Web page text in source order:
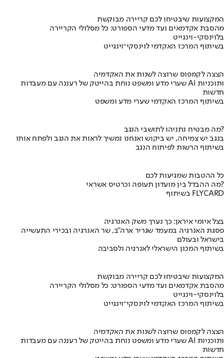
המקצועות שיבטיחו לכם קריירה מבוקשת
מהסבת אקדמאים ועד מדעי הספורט: כל מסלולי הקריירה
בלוינסקי-וינגייט
בשיתוף המרכז האקדמי לוינסקי־וינגייט
הצצה לקמפוס שרוצה לשנות את האקדמיה
שערי מדע ומשפט נוחת בהייטק של רעננה עם מעבדות AI ותוכניות
חדשות
בשיתוף המרכז האקדמי שערי מדע ומשפט
מה מבטיח נתניהו לתושבי הנגב?
בנגב יש צמיחה, יש ביקוש ואנחנו נמשיך לראות את הנגב ולפתח אותו
בשיתוף הרשות לפיתוח הנגב
כל ההטבות שמגיעות לכם
מה ההבדל בין מועדון תעופה וכרטיס אשראי?
בשיתוף FLYCARD
בצל איומי איראן: כך נערך משק האנרגיה
פסגת האנרגיה במעמד שגריר ארה"ב, שר האנרגיה ובכירי התעשייה
בישראל ובעולם
בשיתוף המכון הישראלי לאנרגיה ולסביבה
המקצועות שיבטיחו לכם קריירה מבוקשת
מהסבת אקדמאים ועד מדעי הספורט: כל מסלולי הקריירה
בלוינסקי-וינגייט
בשיתוף המרכז האקדמי לוינסקי־וינגייט
הצצה לקמפוס שרוצה לשנות את האקדמיה
שערי מדע ומשפט נוחת בהייטק של רעננה עם מעבדות AI ותוכניות
חדשות